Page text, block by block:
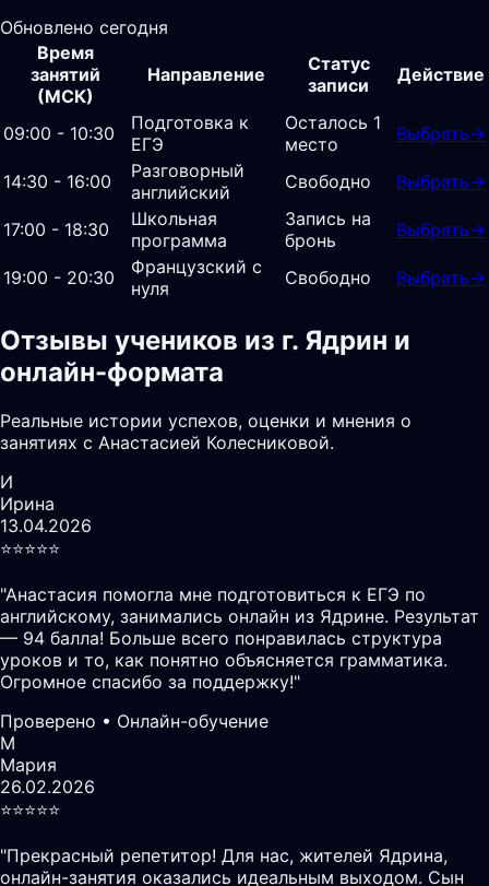
Обновлено сегодня
Время
занятий
(МСК)
Направление
Статус
записи
Действие
09:00 - 10:30
Подготовка к
ЕГЭ
Осталось 1
место
Выбрать→
14:30 - 16:00
Разговорный
английский
Свободно Выбрать→
17:00 - 18:30
Школьная
программа
Запись на
бронь
Выбрать→
19:00 - 20:30
Французский с
нуля
Свободно Выбрать→
Отзывы учеников из г. Ядрин и
онлайн-формата
Реальные истории успехов, оценки и мнения о
занятиях с Анастасией Колесниковой.
И
Ирина
13.04.2026
⭐️⭐️⭐️⭐️⭐️
"Анастасия помогла мне подготовиться к ЕГЭ по
английскому, занимались онлайн из Ядрине. Результат
— 94 балла! Больше всего понравилась структура
уроков и то, как понятно объясняется грамматика.
Огромное спасибо за поддержку!"
Проверено • Онлайн-обучение
М
Мария
26.02.2026
⭐️⭐️⭐️⭐️⭐️
"Прекрасный репетитор! Для нас, жителей Ядрина,
онлайн-занятия оказались идеальным выходом. Сын